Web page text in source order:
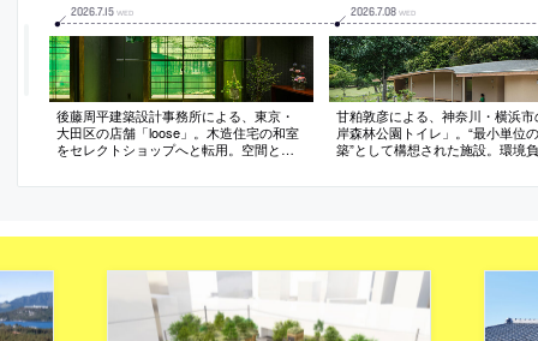
2026.7.15 WED
後藤周平建築設計事務所による、東京・
大田区の店舗「loose」。木造住宅の和室
をセレクトショップへと転用。空間と庭
口として道路から庭を通り抜ける50mのア
2026.7.08 WED
甘粕敦彦による、神奈川・横浜市
岸森林公園トイレ」。“最小単位
築”として構想された施設。環境
形も維持できる“円弧状の道”と一